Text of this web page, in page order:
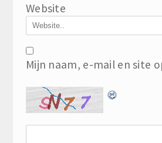
Website
Mijn naam, e-mail en site